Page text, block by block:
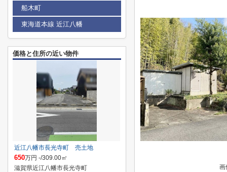
画
船木町
東海道本線 近江八幡
価格と住所の近い物件
近江八幡市長光寺町 売土地
650万円 -/309.00㎡
滋賀県近江八幡市長光寺町